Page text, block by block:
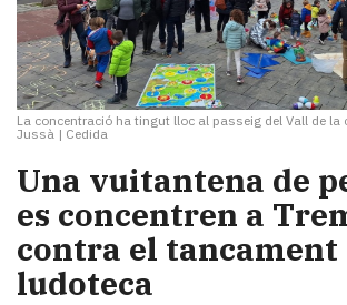
La concentració ha tingut lloc al passeig del Vall de la
Jussà | Cedida
Una vuitantena de
es concentren a
contra el tancament
ludoteca